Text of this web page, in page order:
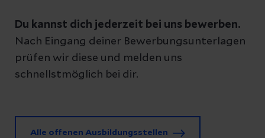
Du kannst dich jederzeit bei uns bewerben.
Nach Eingang deiner Bewerbungsunterlagen
prüfen wir diese und melden uns
schnellstmöglich bei dir.
Alle offenen Ausbildungsstellen